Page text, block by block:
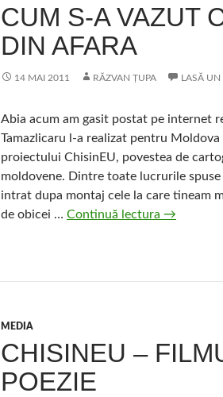
CUM S-A VAZUT
DIN AFARA
14 MAI 2011 RĂZVAN ȚUPA LASĂ UN
Abia acum am gasit postat pe internet
Tamazlicaru l-a realizat pentru Moldova
proiectului ChisinEU, povestea de
moldovene. Dintre toate lucrurile
intrat dupa montaj cele la care tineam
de obicei … Continuă lectura Cum
→
MEDIA
CHISINEU –
POEZIE